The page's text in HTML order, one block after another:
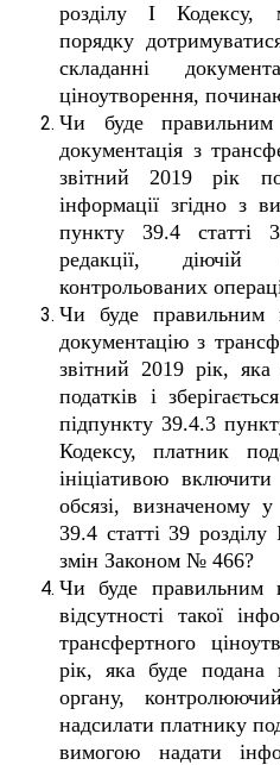
розділу I Кодексу,
порядку
складанні
ціноутворення,
Чи буде
документація з
звітний 2019 рік
інформації згідно з
пункту 39.4 статті
редакції,
контрольованих
Чи буде
документацію з
звітний 2019 рік,
податків і
підпункту 39.4.3
Кодексу, платник
ініціативою
обсязі, визначеному
39.4 статті 39
змін Законом № 466?
Чи буде правильним
відсутності такої
трансфертного
рік, яка буде подана
органу,
надсилати платнику
вимогою надати